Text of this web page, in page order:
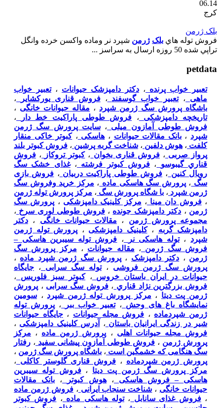
06.14
کرج
بلک ژرمن
فروش توله هاي بلک ژرمن شپرد نر وماده واکسن خرده وانگل
تراپي شده 50 روزه ارسال به سراسز ...
petdata
تعبیر خواب پرنده ، دکتر دامپزشک حیوانات ،تعبیر خواب
ماهی
،تعبیر خواب گوسفند ،فروش قناری یورکشایر
،
باشگاه پرورش سگ ژرمن شپرد ، مقاله حیوانات خانگی ،
تاریخچه دامپزشکی
، فروش طوطی پاراکیت خط دار
،
فروش طوطی آمازون میلی ،سایت پرورش سگ ژرمن
شپرد ،بانک مقالات حیوانات ، هاسکی ،کبوتر خاکی منقار
کلفت ، هوش دلفین ، شناخت گربه پرشین ، فروش کبوتر بلند
پرواز صربی ،فروش قناری بخوان ،کبوتر تروکاز ، فروش
قناري گيبوسو
، فروش کبوتر فرشته ،غذای خشک سگ
رویال کنین ، فروش طوطی پاراکیت دربیان ، فروش بازی
سگ ،پرورش سگ هاسکی ماده ، مرکز خرید وفروش سگ
ژرمن شپرد ، با شگاه پرورش سگ ، مرکز پرورش توله ژرمن
،فروش دان مینا ، مرکز کلینیک دامپزشکی ، پرورش سگ
ژرمن ، دکتر دامپزشک جونده ،فروش طوطی لوری سرخ ،
مجموعه پرورش ژرمن ، مقالات حیوانات خانگی ، دکتر
دامپزشک گربه ،کلینیک دامپزشکی ، پرورش توله ژرمن
شپرد ،توله هاسکی نر ، فروش توله سیبرین هاسکی –
فروش سگ ژرمن ، مقاله حیوانات ، مرکز پرورش سگ
ژرمن ، دکتر دامپزشک ، پرورش سگ ژرمن شپرد ماده ،
پرورش سگ ژرمن فروشی ،توله سگ سرابی ، جایگاه
حیوانات در ایران باستان خروس ،کبوتر سبز فلوریس
،
فروش بزرگترين نژاد قناري ،فروش سگ سرابی ، پرورش
ژرمن پت دیتا ، مرکز پرورش توله ژرمن شپرد ، سومین
نمایشگاه باغ های وحش ،تعبیر خواب ببر ، پرورش توله
ژرمن شپردماده ، فروش مجله حیوانات ،جایگاه حیوانات
شیر در زندگی ایرانیان باستان ، آدرس کلینیک دامپزشکی ،
فروش مجله حیوانات اهلی ، پرورش ژرمن ماده ، مرکز
پرورش ژرمن ، فروش طوطی آمازون پیشانی سفید ، رفتار
سگ هنگامی که خشمگین است ، باشگاه پرورش سگ ژرمن ،
پرورش ژرمن شپردماده ، فروش قناری گلوستر کاکلی ،
مرکز پرورش سگ ژرمن پت دیتا ،فروش توله سیبرین
هاسکی – فروش هاسکی
، هوش کبوتر ، بانک مقالات
حیوانات خانگی ، شناخت سنجاب ایرانی ،فروش ژرمن ماده
،فروش غذای سانابل ،توله هاسکی ماده ، فروش کبوتر